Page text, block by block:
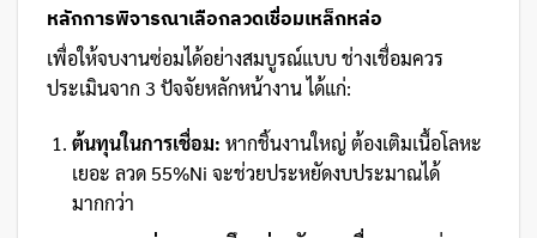
หลักการพิจารณาเลือกลวดเชื่อมเหล็กหล่อ
เพื่อให้จบงานซ่อมได้อย่างสมบูรณ์แบบ ช่างเชื่อมควร
ประเมินจาก 3 ปัจจัยหลักหน้างาน ได้แก่:
ต้นทุนในการเชื่อม: หากชิ้นงานใหญ่ ต้องเติมเนื้อโลหะ
เยอะ ลวด 55%Ni จะช่วยประหยัดงบประมาณได้
มากกว่า